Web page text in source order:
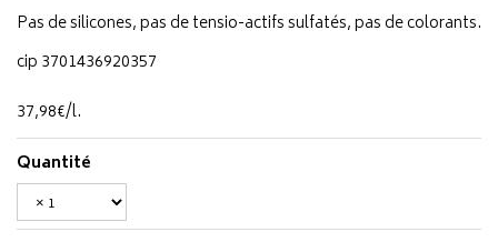
Pas de silicones, pas de tensio-actifs sulfatés, pas de colorants.
cip 3701436920357
37,98€/l.
Quantité